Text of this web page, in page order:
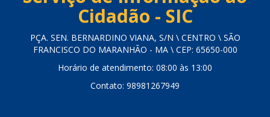
Cidadão - SIC
PÇA. SEN. BERNARDINO VIANA, S/N \ CENTRO \ SÃO
FRANCISCO DO MARANHÃO - MA \ CEP: 65650-000
Horário de atendimento: 08:00 às 13:00
Contato: 98981267949